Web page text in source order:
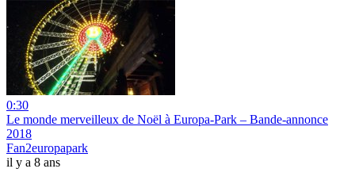
0:30
Le monde merveilleux de Noël à Europa-Park – Bande-annonce
2018
Fan2europapark
il y a 8 ans